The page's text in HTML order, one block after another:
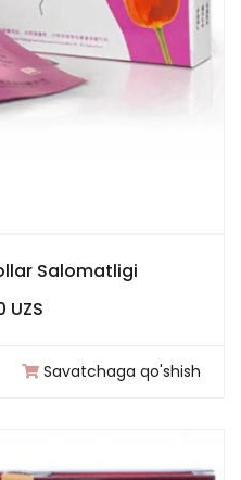
Salomatligi
UZS
Savatchaga qo'shish